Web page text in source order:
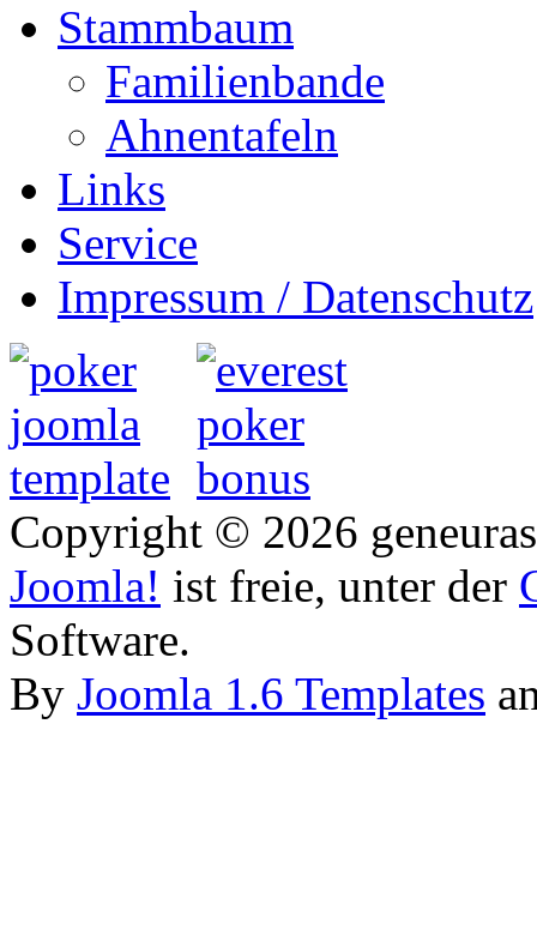
Stammbaum
Familienbande
Ahnentafeln
Links
Service
Impressum / Datenschutz
Copyright © 2026
Joomla! ist freie, unter der
Software.
By Joomla 1.6 Templates